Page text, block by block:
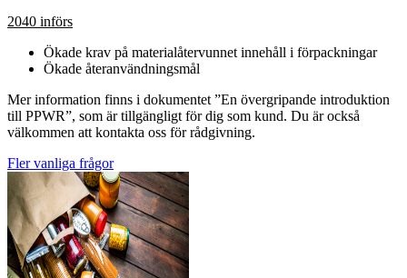
2040 införs
Ökade krav på materialåtervunnet innehåll i förpackningar
Ökade återanvändningsmål
Mer information finns i dokumentet ”En övergripande introduktion
till PPWR”, som är tillgängligt för dig som kund. Du är också
välkommen att kontakta oss för rådgivning.
Fler vanliga frågor